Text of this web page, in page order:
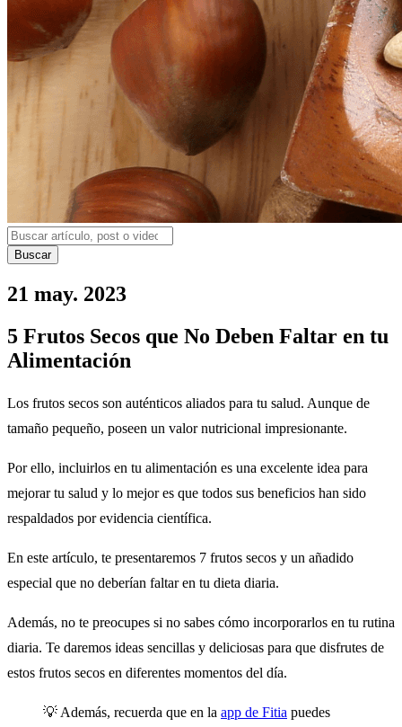
Buscar
21 may. 2023
5 Frutos Secos que No Deben Faltar en tu
Alimentación
Los frutos secos son auténticos aliados para tu salud. Aunque de
tamaño pequeño, poseen un valor nutricional impresionante.
Por ello, incluirlos en tu alimentación es una excelente idea para
mejorar tu salud y lo mejor es que todos sus beneficios han sido
respaldados por evidencia científica.
En este artículo, te presentaremos 7 frutos secos y un añadido
especial que no deberían faltar en tu dieta diaria.
Además, no te preocupes si no sabes cómo incorporarlos en tu rutina
diaria. Te daremos ideas sencillas y deliciosas para que disfrutes de
estos frutos secos en diferentes momentos del día.
💡 Además, recuerda que en la app de Fitia puedes